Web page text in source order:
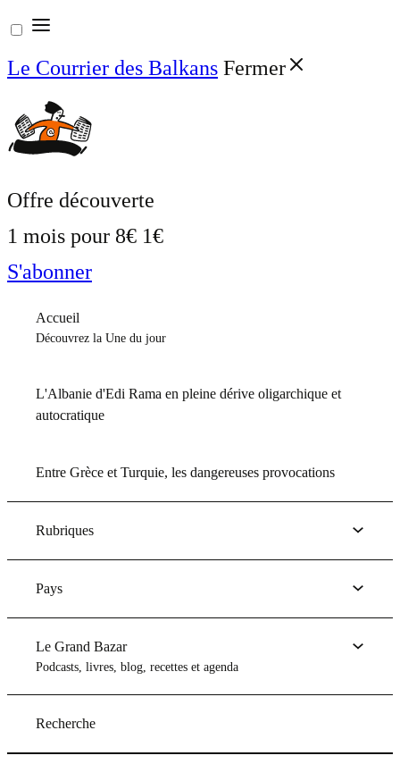
Aller
au
contenu
Le Courrier des Balkans Fermer
Offre découverte
1 mois pour 8€ 1€
S'abonner
Accueil
Découvrez la Une du jour
L'Albanie d'Edi Rama en pleine dérive oligarchique et
autocratique
Entre Grèce et Turquie, les dangereuses provocations
Rubriques
Pays
Le Grand Bazar
Podcasts, livres, blog, recettes et agenda
Recherche